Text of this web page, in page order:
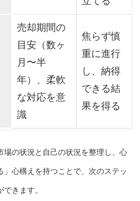
売却期間の
目安（数ヶ
月〜半
年）、柔軟
な対応を意
識
焦らず慎
重に進行
し、納得
できる結
果を得る
場の状況と自己の状況を整理し、心
」心構えを持つことで、次のステッ
きます。